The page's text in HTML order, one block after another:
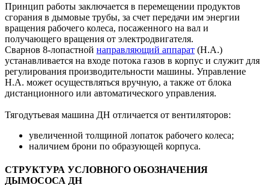
Принцип работы заключается в перемещении продуктов
сгорания в дымовые трубы, за счет передачи им энергии
вращения рабочего колеса, посаженного на вал и
получающего вращения от электродвигателя.
Сварнов 8-лопастной направляющий аппарат (Н.А.)
устанавливается на входе потока газов в корпус и служит для
регулирования производительности машины. Управление
Н.А. может осуществляться вручную, а также от блока
дистанционного или автоматического управления.
Тягодутьевая машина ДН отличается от вентиляторов:
увеличенной толщиной лопаток рабочего колеса;
наличием брони по образующей корпуса.
СТРУКТУРА УСЛОВНОГО ОБОЗНАЧЕНИЯ
ДЫМОСОСА ДН